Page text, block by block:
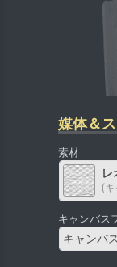
媒体＆
素材
レ
(キ
キャンバス
キャンバ